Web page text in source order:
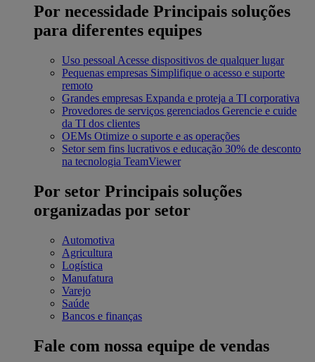
Por necessidade Principais soluções
para diferentes equipes
Uso pessoal Acesse dispositivos de qualquer lugar
Pequenas empresas Simplifique o acesso e suporte
remoto
Grandes empresas Expanda e proteja a TI corporativa
Provedores de serviços gerenciados Gerencie e cuide
da TI dos clientes
OEMs Otimize o suporte e as operações
Setor sem fins lucrativos e educação 30% de desconto
na tecnologia TeamViewer
Por setor Principais soluções
organizadas por setor
Automotiva
Agricultura
Logística
Manufatura
Varejo
Saúde
Bancos e finanças
Fale com nossa equipe de vendas